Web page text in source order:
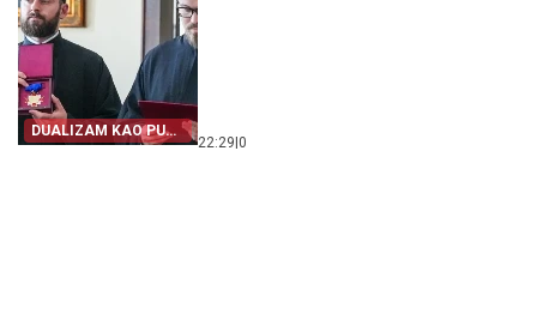
DUALIZAM KAO PUT
IZ SRPSTVA
22:29 0